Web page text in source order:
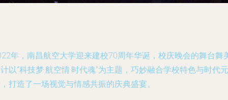
年，南昌航空大学迎来建校70周年华诞，校庆晚会的舞台舞
以“科技梦·航空情·时代魂”为主题，巧妙融合学校特色与时代元
打造了一场视觉与情感共振的庆典盛宴。